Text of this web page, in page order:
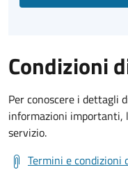
Condizioni
Per conoscere i dettagli
informazioni importanti,
servizio.
Termini e condizioni